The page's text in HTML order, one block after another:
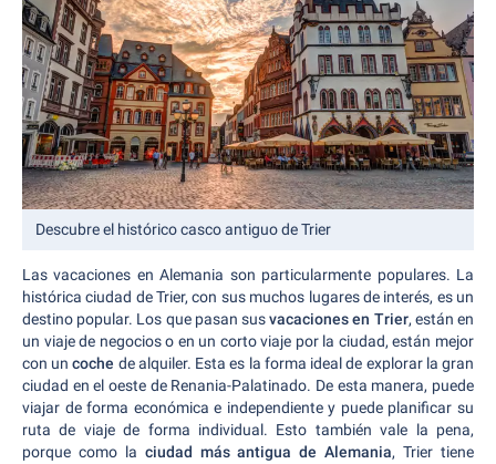
Descubre el histórico casco antiguo de Trier
Las vacaciones en Alemania son particularmente populares. La
histórica ciudad de Trier, con sus muchos lugares de interés, es un
destino popular. Los que pasan susvacaciones en Trier, están en
un viaje de negocios o en un corto viaje por la ciudad, están mejor
con uncoche de alquiler. Esta es la forma ideal de explorar la gran
ciudad en el oeste de Renania-Palatinado. De esta manera, puede
viajar de forma económica e independiente y puede planificar su
ruta de viaje de forma individual. Esto también vale la pena,
porque como la ciudad más antigua de Alemania, Trier tiene